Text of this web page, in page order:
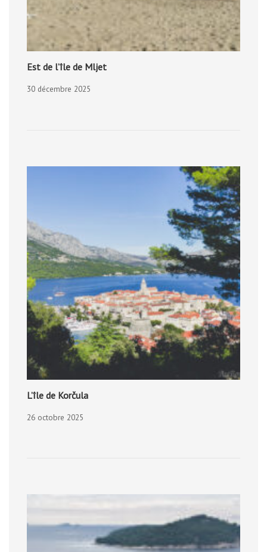
Est de l’île de Mljet
30 décembre 2025
L’île de Korčula
26 octobre 2025